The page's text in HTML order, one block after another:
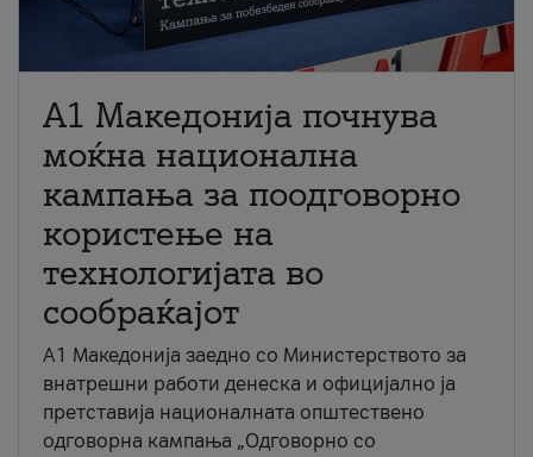
A1 Македонија почнува
моќна национална
кампања за поодговорно
користење на
технологијата во
сообраќајот
A1 Македонија заедно со Министерството за
внатрешни работи денеска и официјално ја
претставија националната општествено
одговорна кампања „Одговорно со